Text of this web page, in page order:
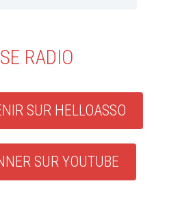
RADIO
SUR HELLOASSO
SUR YOUTUBE